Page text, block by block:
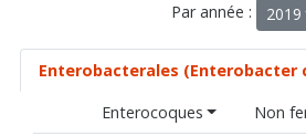
Par année : 2019
Enterobacterales (Enterobacter
Enterocoques
Non